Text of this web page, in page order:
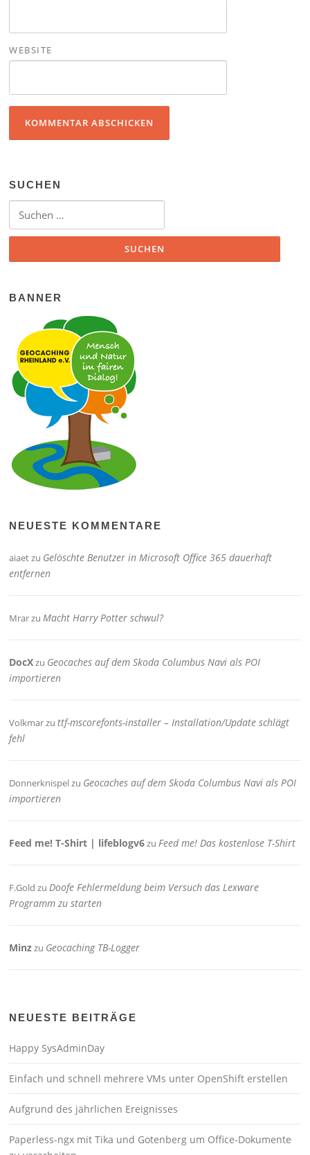
WEBSITE
SUCHEN
Suchen nach:
BANNER
NEUESTE KOMMENTARE
aiaetzu Gelöschte Benutzer in Microsoft Office 365 dauerhaft
entfernen
Mrarzu Macht Harry Potter schwul?
DocXzu Geocaches auf dem Skoda Columbus Navi als POI
importieren
Volkmarzuttf-mscorefonts-installer – Installation/Update schlägt
fehl
Donnerknispelzu Geocaches auf dem Skoda Columbus Navi als POI
importieren
Feed me! T-Shirt | lifeblogv6zu Feed me! Das kostenlose T-Shirt
F.Gold zu Doofe Fehlermeldung beim Versuch das Lexware
Programm zu starten
Minzzu Geocaching TB-Logger
NEUESTE BEITRÄGE
Happy SysAdminDay
Einfach und schnell mehrere VMs unter OpenShift erstellen
Aufgrund des jährlichen Ereignisses
Paperless-ngx mit Tika und Gotenberg um Office-Dokumente